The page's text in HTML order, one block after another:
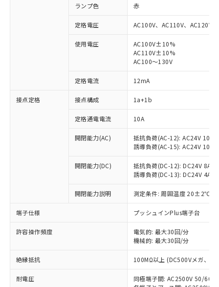
ランプ色 赤
定格電圧 AC100V、AC110V、AC120V
使用電圧
AC100V±10%
AC110V±10%
AC100～130V
定格電流 12mA
接点定格 接点構成 1a+1b
定格通電電流 10A
開閉能力(AC)
抵抗負荷(AC-12): AC24V 10A/
誘導負荷(AC-15): AC24V
開閉能力(DC)
抵抗負荷(DC-12): DC24V 8A/
誘導負荷(DC-13): DC24V 4A/
開閉能力説明 測定条件: 周囲温度 20±2℃、
端子仕様 プッシュインPlus端子台
許容操作頻度
電気的: 最大30回/分
機械的: 最大30回/分
絶縁抵抗 100MΩ以上 (DC500Vメガ、点
耐電圧
同極端子間: AC2500V 50/
ご利用条件
以下の条件をお読みいただき、同意のうえ
本サービスは、当社制御機器事業取扱
商品の当社在庫状況および標準価格
(税抜)を提供させていただくもので
当社制御機器事業取扱商品の中には、
本サービスの対象外となる商品もある
ことをご了承ください。
※1 対応状況
対応済み：EU RoHS指令（10物質）の
非含有に対応した製品が提供可能な商品で
対応予定：EU RoHS指令（10物質）の非含
有に対応した製品に切り替える予定のある
対応予定なし：EU RoHS指令（10物質）の
非含有に非対応の商品で、対応品を出す予
調査・確認中：EU RoHS指令（10物質）の
非含有の対応状況を調査中または確認中の
商品です。
非該当品：ライセンス料など無形物で、有
害物質有無と関係のない商品です。
仕入先様の事情により、非含有部品として
いたものが、含有品と判明した場合などや
「○」：最大均質材料含有率が中国RoHSの
「×」：最大均質材料含有率が中国RoHSの
基準値を超えていることを示します。
当社は、これら貴社製品のうち、外国